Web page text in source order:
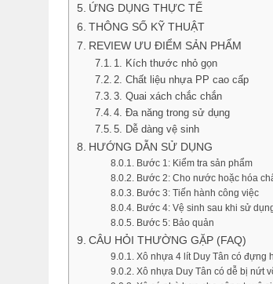
ỨNG DỤNG THỰC TẾ
THÔNG SỐ KỸ THUẬT
REVIEW ƯU ĐIỂM SẢN PHẨM
1. Kích thước nhỏ gọn
2. Chất liệu nhựa PP cao cấp
3. Quai xách chắc chắn
4. Đa năng trong sử dụng
5. Dễ dàng vệ sinh
HƯỚNG DẪN SỬ DỤNG
Bước 1: Kiểm tra sản phẩm
Bước 2: Cho nước hoặc hóa
Bước 3: Tiến hành công việc
Bước 4: Vệ sinh sau khi sử
Bước 5: Bảo quản
CÂU HỎI THƯỜNG GẶP (FAQ)
Xô nhựa 4 lít Duy Tân có đựng
Xô nhựa Duy Tân có dễ bị nứt